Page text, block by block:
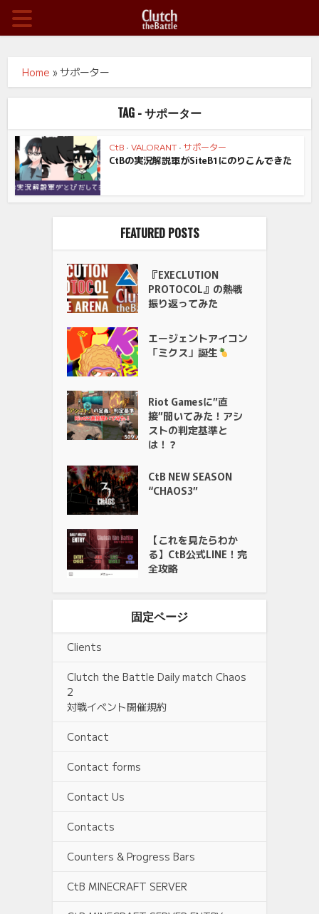
Home »サポーター
TAG - サポーター
CtB • VALORANT • サポーター
CtBの実況解説軍がSiteB1にのりこんできた
FEATURED POSTS
『EXECLUTION
PROTOCOL』の熱戦
振り返ってみた
エージェントアイコン
「ミクス」誕生
Riot Gamesに”直
接”聞いてみた！アシ
ストの判定基準と
は！？
CtB NEW SEASON
“CHAOS3”
【これを見たらわか
る】CtB公式LINE！完
全攻略
固定ページ
Clients
Clutch the Battle Daily match Chaos
2
対戦イベント開催規約
Contact
Contact forms
Contact Us
Contacts
Counters & Progress Bars
CtB MINECRAFT SERVER